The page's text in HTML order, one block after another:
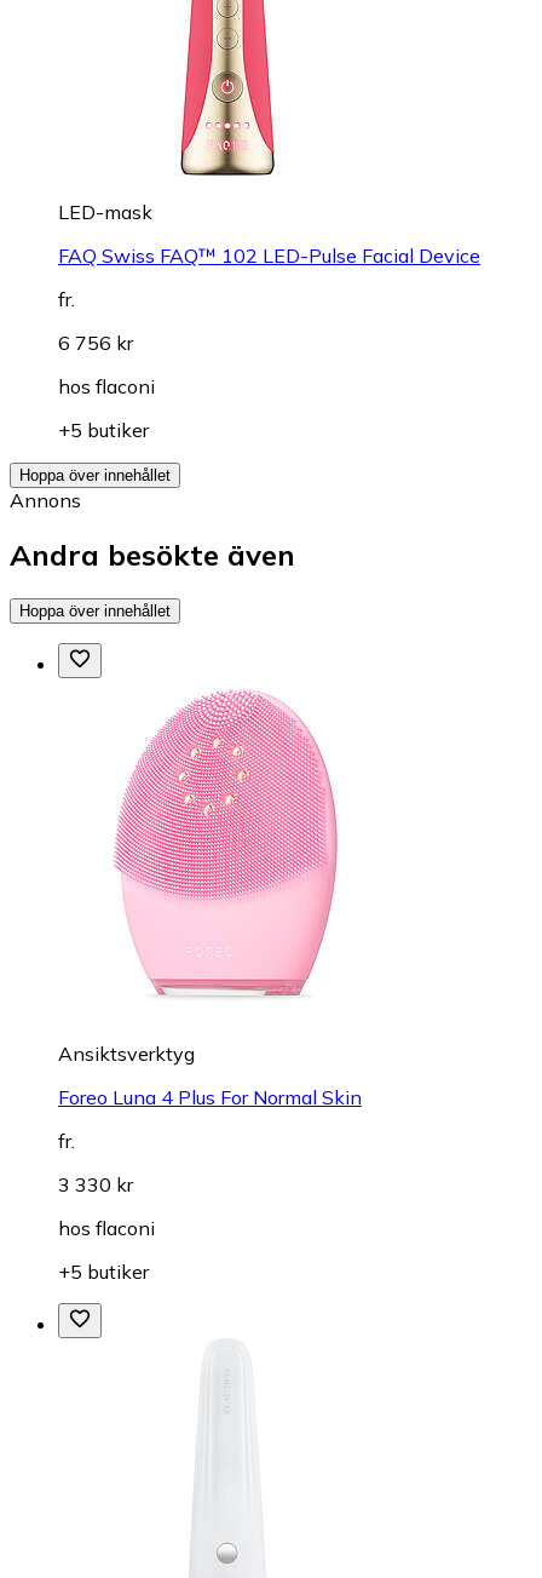
LED-mask
FAQ Swiss FAQ™ 102 LED-Pulse Facial Device
fr.
6 756 kr
hos flaconi
+5 butiker
Hoppa över innehållet
Annons
Andra besökte även
Hoppa över innehållet
Ansiktsverktyg
Foreo Luna 4 Plus For Normal Skin
fr.
3 330 kr
hos flaconi
+5 butiker